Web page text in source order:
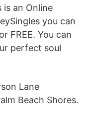
is an Online
you can
FREE. You can
perfect soul
Lane
Beach Shores.